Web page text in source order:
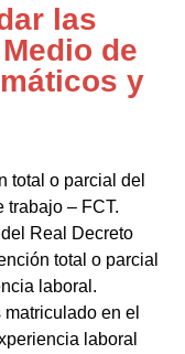
las
de
y
total o parcial del
trabajo – FCT.
Real Decreto
total o parcial
laboral.
en el
laboral